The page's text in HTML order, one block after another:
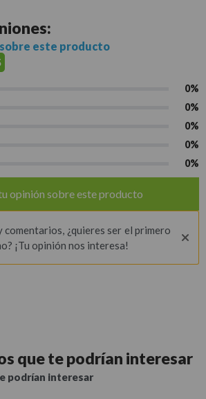
este producto
0%
0%
0%
0%
0%
opinión sobre este producto
comentarios, ¿quieres ser el primero
¡Tu opinión nos interesa!
quete podrían interesar
podrían interesar